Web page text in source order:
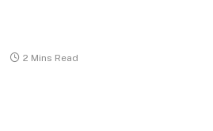
2 Mins Read